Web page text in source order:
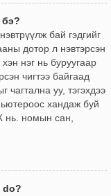
бэ?
бай гэдгийг
дотор л нэвтэрсэн
нэг нь буруугаар
чигтээ байгаад
чагтална уу, тэгэхдээ
хандаж буй
нь. номын сан,
do?